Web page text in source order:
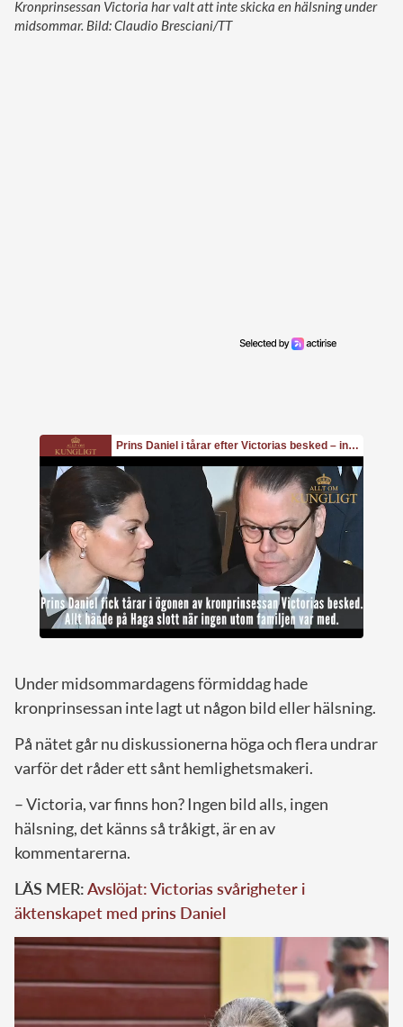
Kronprinsessan Victoria har valt att inte skicka en hälsning under
midsommar. Bild: Claudio Bresciani/TT
Under midsommardagens förmiddag hade
kronprinsessan inte lagt ut någon bild eller hälsning.
På nätet går nu diskussionerna höga och flera undrar
varför det råder ett sånt hemlighetsmakeri.
– Victoria, var finns hon? Ingen bild alls, ingen
hälsning, det känns så tråkigt, är en av
kommentarerna.
LÄS MER:Avslöjat: Victorias svårigheter i
äktenskapet med prins Daniel